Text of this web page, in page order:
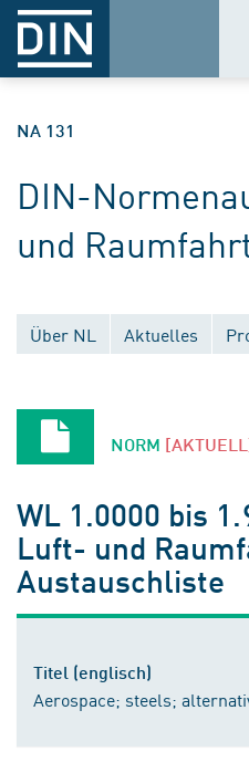
NA 131
DIN-
und
Über NL Aktuelles
NORM
WL 1.0000 bis
Luft- und
Austauschliste
Titel (englisch)
Aerospace; steels;